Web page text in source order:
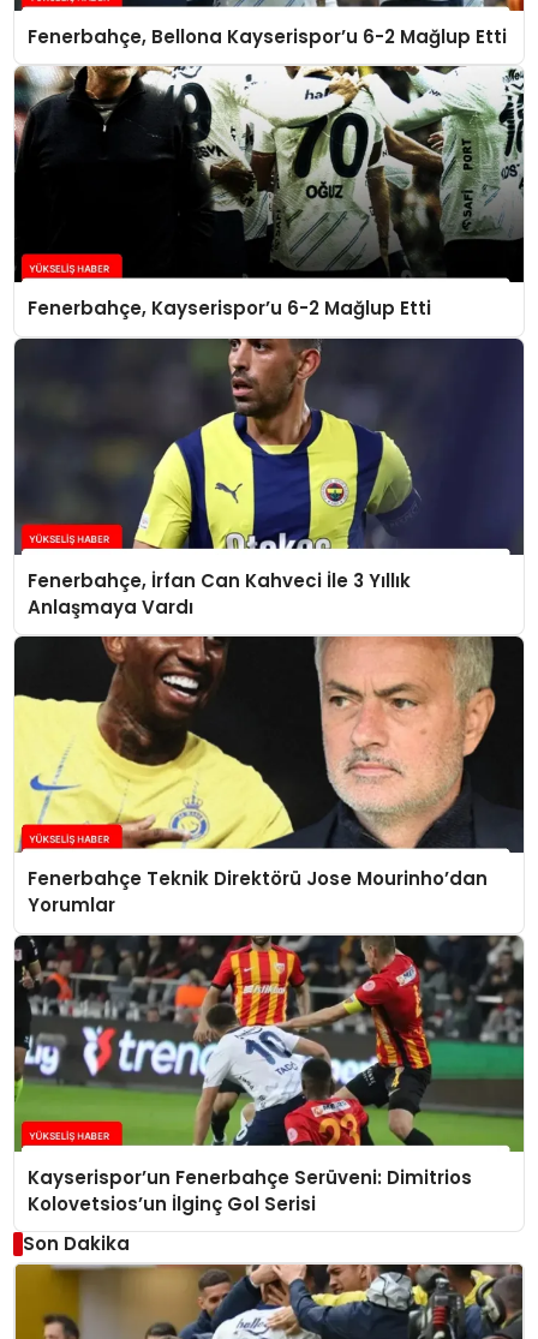
Fenerbahçe, Bellona Kayserispor’u 6-2 Mağlup Etti
Fenerbahçe, Kayserispor’u 6-2 Mağlup Etti
Fenerbahçe, İrfan Can Kahveci İle 3 Yıllık
Anlaşmaya Vardı
Fenerbahçe Teknik Direktörü Jose Mourinho’dan
Yorumlar
Kayserispor’un Fenerbahçe Serüveni: Dimitrios
Kolovetsios’un İlginç Gol Serisi
Son Dakika